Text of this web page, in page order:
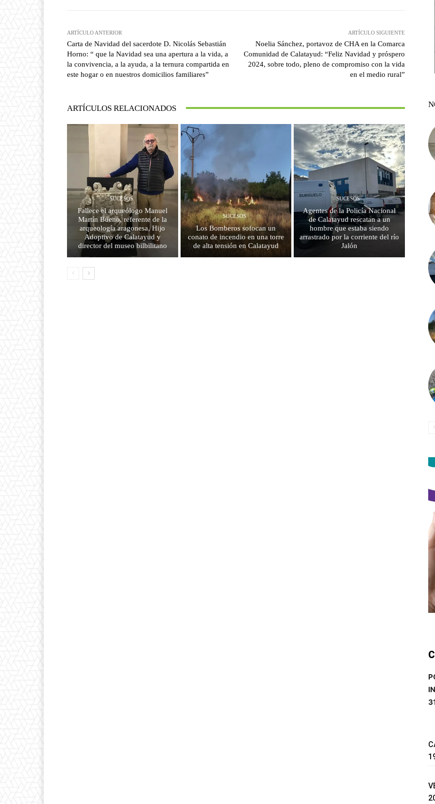
ARTÍCULO ANTERIOR
Carta de Navidad del sacerdote D. Nicolás Sebastián
Horno: “ que la Navidad sea una apertura a la vida, a
la convivencia, a la ayuda, a la ternura compartida en
este hogar o en nuestros domicilios familiares”
ARTÍCULO SIGUIENTE
Noelia Sánchez, portavoz de CHA en la Comarca
Comunidad de Calatayud: “Feliz Navidad y próspero
2024, sobre todo, pleno de compromiso con la vida
en el medio rural”
ARTÍCULOS RELACIONADOS
SUCESOS
Fallece el arqueólogo Manuel
Martín Bueno, referente de la
arqueología aragonesa, Hijo
Adoptivo de Calatayud y
director del museo bilbilitano
SUCESOS
Los Bomberos sofocan un
conato de incendio en una torre
de alta tensión en Calatayud
SUCESOS
Agentes de la Policía Nacional
de Calatayud rescatan a un
hombre que estaba siendo
arrastrado por la corriente del río
Jalón